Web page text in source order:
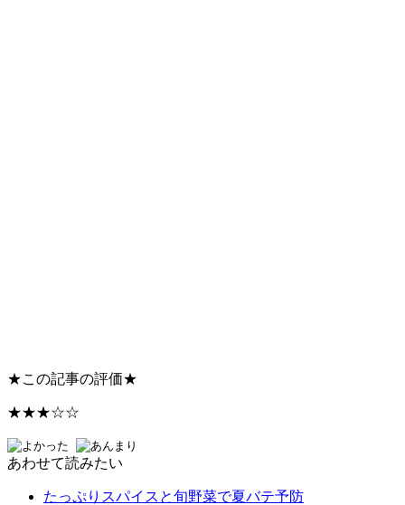
★この記事の評価★
★★★☆☆
あわせて読みたい
たっぷりスパイスと旬野菜で夏バテ予防